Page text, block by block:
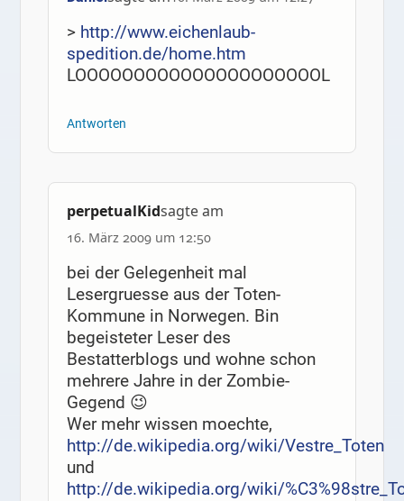
> http://www.eichenlaub-
spedition.de/home.htm
LOOOOOOOOOOOOOOOOOOOOOL
Antworten
perpetualKidsagte am
16. März 2009 um 12:50
bei der Gelegenheit mal
Lesergruesse aus der Toten-
Kommune in Norwegen. Bin
begeisteter Leser des
Bestatterblogs und wohne schon
mehrere Jahre in der Zombie-
Gegend 😉
Wer mehr wissen moechte,
http://de.wikipedia.org/wiki/Vestre_Toten
und
http://de.wikipedia.org/wiki/